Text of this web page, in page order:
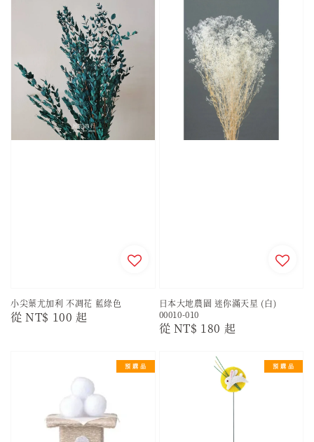
小尖葉尤加利 不凋花 藍綠色
Regular
從NT$ 100 起
日本大地農園 迷你滿天星 (白)
00010-010
Regular
從 NT$ 180 起
預 購 品 預 購 品